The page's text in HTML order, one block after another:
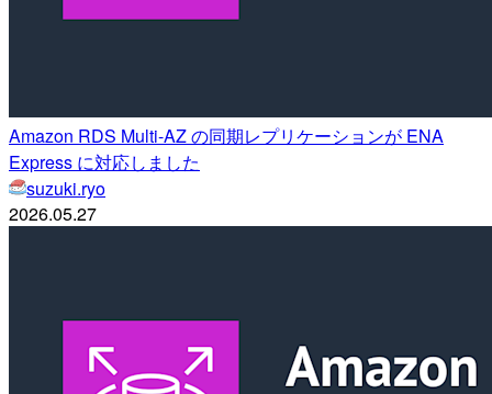
Amazon RDS Multi-AZ の同期レプリケーションが ENA
Express に対応しました
suzuki.ryo
2026.05.27